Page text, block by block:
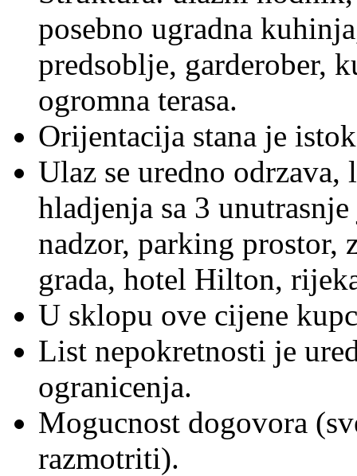
posebno ugradna
predsoblje, garderober,
ogromna terasa.
Orijentacija stana je
Ulaz se uredno
hladjenja sa 3
nadzor, parking prostor,
grada, hotel Hilton,
U sklopu ove cijene
List nepokretnosti je
ogranicenja.
Mogucnost dogovora
razmotriti).